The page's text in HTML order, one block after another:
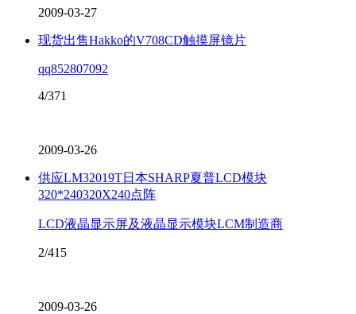
2009-03-27
现货出售Hakko的V708CD触摸屏镜片
qq852807092
4/371
2009-03-26
供应LM32019T日本SHARP夏普LCD模块
320*240320X240点阵
LCD液晶显示屏及液晶显示模块LCM制造商
2/415
2009-03-26